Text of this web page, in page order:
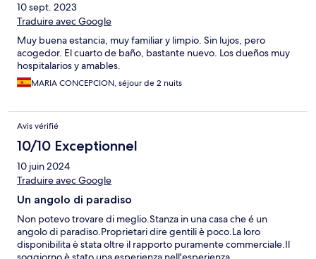
10 sept. 2023
Traduire avec Google
Muy buena estancia, muy familiar y limpio. Sin lujos, pero
acogedor. El cuarto de baño, bastante nuevo. Los dueños muy
hospitalarios y amables.
MARIA CONCEPCION, séjour de 2 nuits
Avis vérifié
10/10 Exceptionnel
10 juin 2024
Traduire avec Google
Un angolo di paradiso
Non potevo trovare di meglio.Stanza in una casa che é un
angolo di paradiso.Proprietari dire gentili è poco.La loro
disponibilita è stata oltre il rapporto puramente commerciale.Il